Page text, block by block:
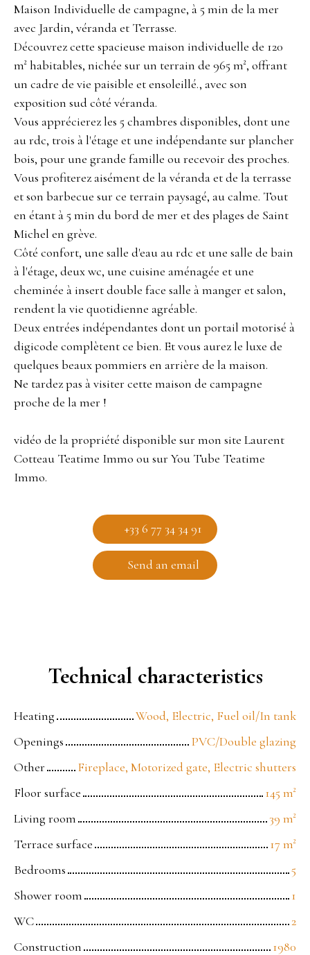
Maison Individuelle de campagne, à 5 min de la mer
avec Jardin, véranda et Terrasse.
Découvrez cette spacieuse maison individuelle de 120
m² habitables, nichée sur un terrain de 965 m², offrant
un cadre de vie paisible et ensoleillé., avec son
exposition sud côté véranda.
Vous apprécierez les 5 chambres disponibles, dont une
au rdc, trois à l'étage et une indépendante sur plancher
bois, pour une grande famille ou recevoir des proches.
Vous profiterez aisément de la véranda et de la terrasse
et son barbecue sur ce terrain paysagé, au calme. Tout
en étant à 5 min du bord de mer et des plages de Saint
Michel en grève.
Côté confort, une salle d'eau au rdc et une salle de bain
à l'étage, deux wc, une cuisine aménagée et une
cheminée à insert double face salle à manger et salon,
rendent la vie quotidienne agréable.
Deux entrées indépendantes dont un portail motorisé à
digicode complètent ce bien. Et vous aurez le luxe de
quelques beaux pommiers en arrière de la maison.
Ne tardez pas à visiter cette maison de campagne
proche de la mer !
vidéo de la propriété disponible sur mon site Laurent
Cotteau Teatime Immo ou sur You Tube Teatime
Immo.
+33 6 77 34 34 91
Send an email
Technical characteristics
Heating
Wood, Electric, Fuel oil/In tank
Openings
PVC/Double glazing
Other
Fireplace, Motorized gate, Electric shutters
Floor surface
145 m²
Living room
39 m²
Terrace surface
17 m²
Bedrooms
5
Shower room
1
WC
2
Construction
1980